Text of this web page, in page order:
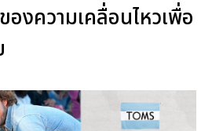
องความเคลื่อนไหวเพื่อ